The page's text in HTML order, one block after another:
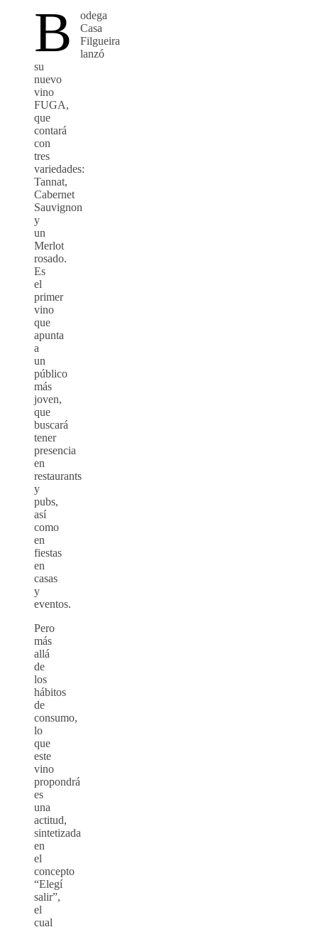
B
odega
Casa
Filgueira
lanzó
su
nuevo
vino
FUGA,
que
contará
con
tres
variedades:
Tannat,
Cabernet
Sauvignon
y
un
Merlot
rosado.
Es
el
primer
vino
que
apunta
a
un
público
más
joven,
que
buscará
tener
presencia
en
restaurants
y
pubs,
así
como
en
fiestas
en
casas
y
eventos.
Pero
más
allá
de
los
hábitos
de
consumo,
lo
que
este
vino
propondrá
es
una
actitud,
sintetizada
en
el
concepto
“Elegí
salir”,
el
cual